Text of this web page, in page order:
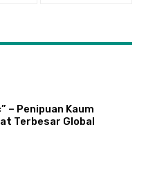
– Penipuan Kaum
Terbesar Global